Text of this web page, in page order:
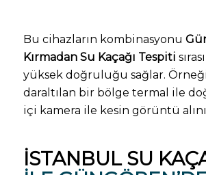
Bu cihazların kombinasyonu
Kırmadan Su Kaçağı Tespiti
yüksek doğruluğu sağlar.
daraltılan bir bölge termal ile
içi kamera ile kesin görüntü
İSTANBUL SU